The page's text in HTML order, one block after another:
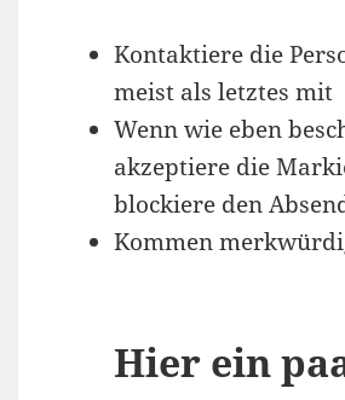
Kontaktiere die
meist als letztes mit
Wenn wie eben
akzeptiere die
blockiere den
Kommen
Hier ein